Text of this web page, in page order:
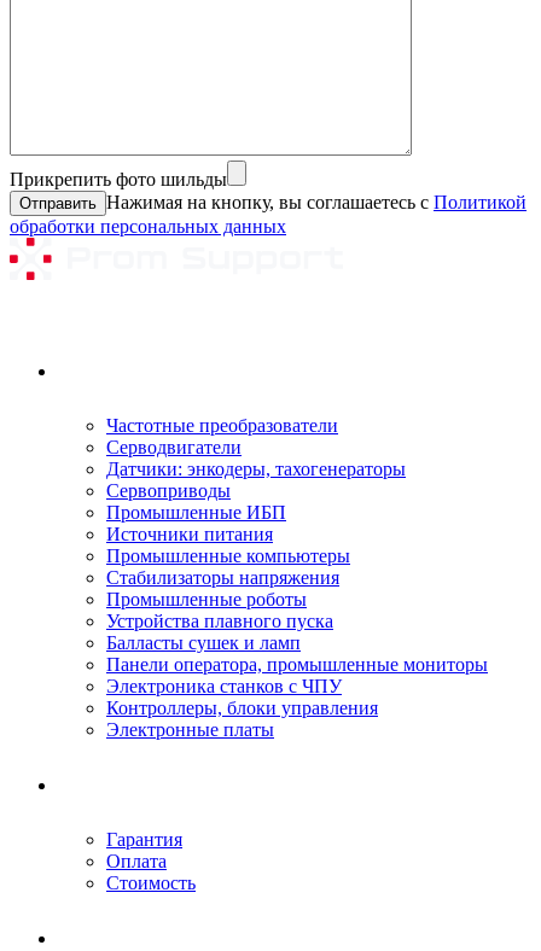
Прикрепить фото шильды
Нажимая на кнопку, вы соглашаетесь с Политикой
обработки персональных данных
Частотные преобразователи
Серводвигатели
Датчики: энкодеры, тахогенераторы
Сервоприводы
Промышленные ИБП
Источники питания
Промышленные компьютеры
Стабилизаторы напряжения
Промышленные роботы
Устройства плавного пуска
Балласты сушек и ламп
Панели оператора, промышленные мониторы
Электроника станков с ЧПУ
Контроллеры, блоки управления
Электронные платы
Гарантия
Оплата
Стоимость